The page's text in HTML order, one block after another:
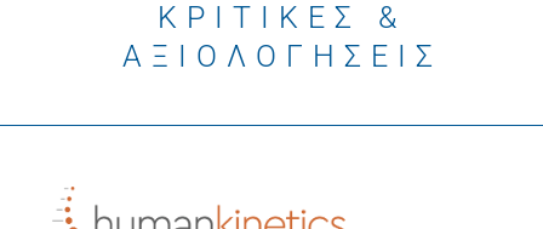
ΚΡΙΤΙΚΕΣ &
ΑΞΙΟΛΟΓΗΣΕΙΣ